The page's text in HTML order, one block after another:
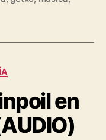
en